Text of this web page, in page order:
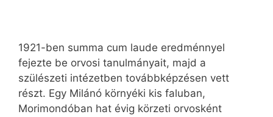
1921-ben summa cum laude eredménnyel
fejezte be orvosi tanulmányait, majd a
szülészeti intézetben továbbképzésen vett
részt. Egy Milánó környéki kis faluban,
Morimondóban hat évig körzeti orvosként